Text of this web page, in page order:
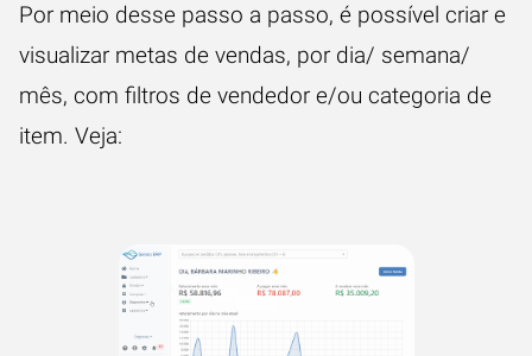
Por meio desse passo a passo, é possível criar e
visualizar metas de vendas, por dia/ semana/
mês, com filtros de vendedor e/ou categoria de
item. Veja: